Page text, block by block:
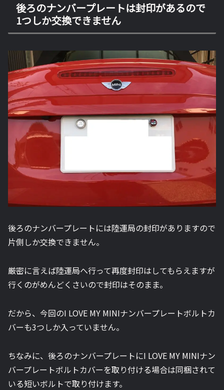
後ろのナンバープレートは封印があるので
1つしか交換できません
後ろのナンバープレートには陸運局の封印がありますので
片側しか交換できません。
厳密に言えば陸運局へ行って再度封印はしてもらえますが
行くのがめんどくさいので封印はそのまま。
だから、今回のI LOVE MY MINIナンバープレートボルトカ
バーも3つしか入っていません。
ちなみに、後ろのナンバープレートにI LOVE MY MINIナン
バープレートボルトカバーを取り付ける場合は同梱されて
いる短いボルトで取り付けます。